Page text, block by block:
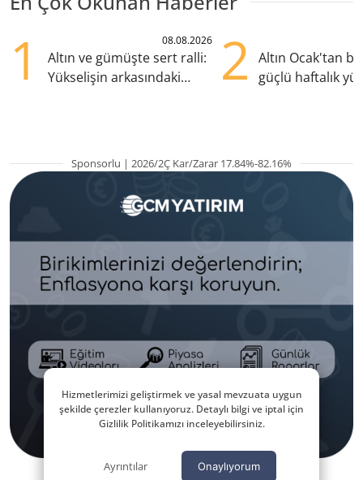
1 08.08.2026
Altın ve gümüşte sert ralli:
Yükselişin arkasındaki
2
Altın Ocak'tan
güçlü haftalık
Sponsorlu | 2026/2Ç Kar/Zarar 17.84%-82.16%
Hizmetlerimizi geliştirmek ve yasal mevzuata uygun
şekilde çerezler kullanıyoruz. Detaylı bilgi ve iptal için
Gizlilik Politikamızı inceleyebilirsiniz.
Ayrıntılar Onaylıyorum